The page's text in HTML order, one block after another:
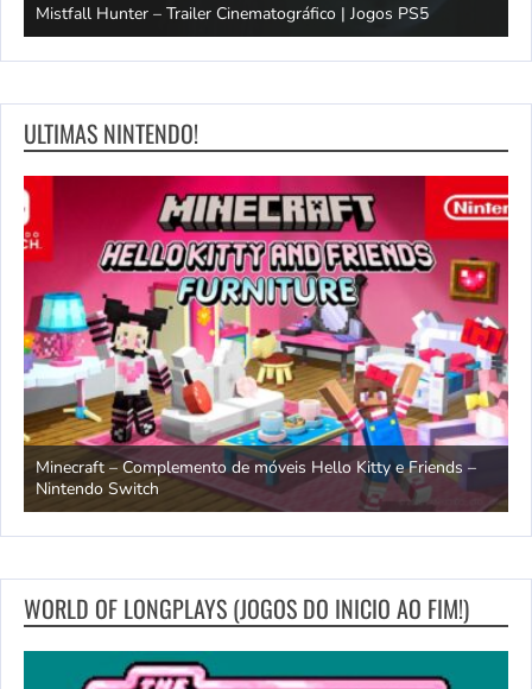
Mistfall Hunter – Trailer Cinematográfico | Jogos PS5
ULTIMAS NINTENDO!
Minecraft – Complemento de móveis Hello Kitty e Friends –
Nintendo Switch
WORLD OF LONGPLAYS (JOGOS DO INICIO AO FIM!)